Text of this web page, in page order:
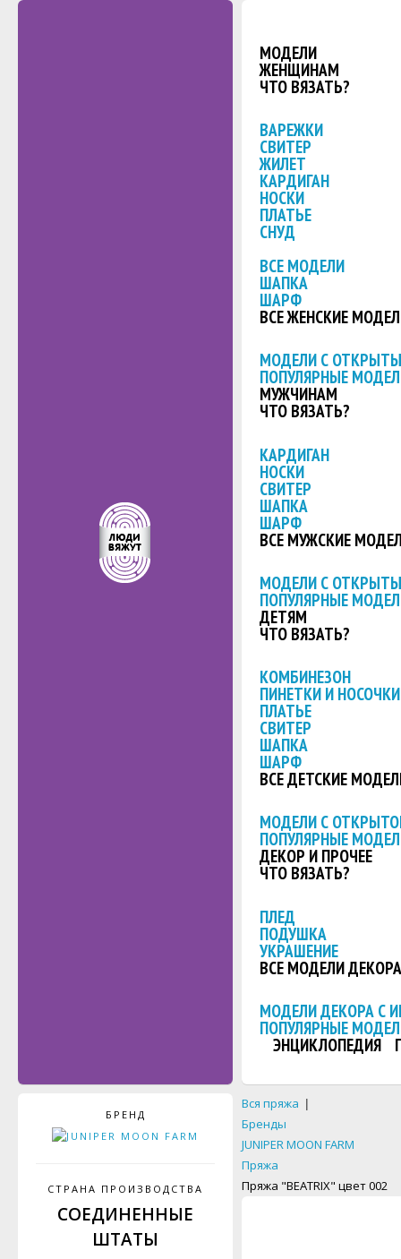
МОДЕЛИ
ЖЕНЩИНАМ
ЧТО ВЯЗАТЬ?
ВАРЕЖКИ
СВИТЕР
ЖИЛЕТ
КАРДИГАН
НОСКИ
ПЛАТЬЕ
СНУД
ВСЕ МОДЕЛИ
ШАПКА
ШАРФ
ВСЕ ЖЕНСКИЕ
МОДЕЛИ С
ПОПУЛЯРНЫЕ
МУЖЧИНАМ
ЧТО ВЯЗАТЬ?
КАРДИГАН
НОСКИ
СВИТЕР
ШАПКА
ШАРФ
ВСЕ МУЖСКИЕ
МОДЕЛИ С
ПОПУЛЯРНЫЕ
ДЕТЯМ
ЧТО ВЯЗАТЬ?
КОМБИНЕЗОН
ПИНЕТКИ И НОСОЧКИ
ПЛАТЬЕ
СВИТЕР
ШАПКА
ШАРФ
ВСЕ ДЕТСКИЕ
МОДЕЛИ С
ПОПУЛЯРНЫЕ
ДЕКОР И ПРОЧЕЕ
ЧТО ВЯЗАТЬ?
ПЛЕД
ПОДУШКА
УКРАШЕНИЕ
ВСЕ МОДЕЛИ ДЕКОРА
МОДЕЛИ ДЕКОРА С
ПОПУЛЯРНЫЕ
ЭНЦИКЛОПЕДИЯ
БРЕНД
СТРАНА ПРОИЗВОДСТВА
СОЕДИНЕННЫЕ
ШТАТЫ
Вся пряжа |
Бренды
JUNIPER MOON FARM
Пряжа
Пряжа "BEATRIX" цвет 002